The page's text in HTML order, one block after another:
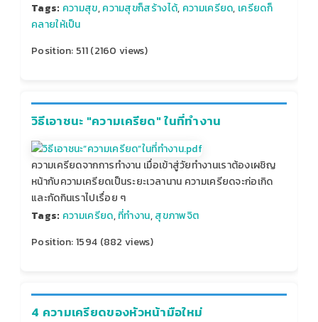
Tags: ความสุข,ความสุขก็สร้างได้, ความเครียด, เครียดก็
คลายให้เป็น
Position: 511(2160 views)
วิธีเอาชนะ "ความเครียด" ในที่ทำงาน
ความเครียดจากการทำงาน เมื่อเข้าสู่วัยทำงานเราต้องเผชิญ
หน้ากับความเครียดเป็นระยะเวลานาน ความเครียดจะก่อเกิด
และกัดกินเราไปเรื่อย ๆ
Tags: ความเครียด,ที่ทำงาน,สุขภาพจิต
Position:1594 (882 views)
4 ความเครียดของหัวหน้ามือใหม่